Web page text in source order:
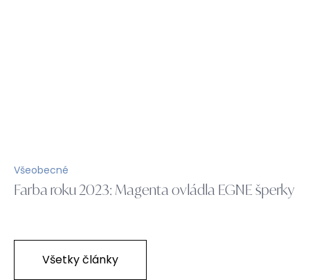
Všeobecné
Farba roku 2023: Magenta ovládla EGNE šperky
Všetky články